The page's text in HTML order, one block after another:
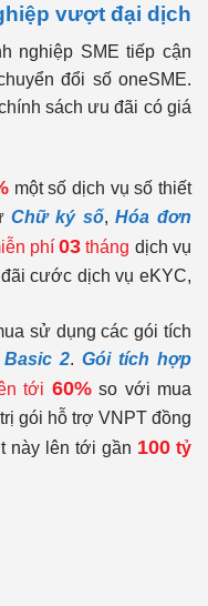
vượt đại dịch
nghiệp SME tiếp cận
đổi số oneSME.
sách ưu đãi có giá
một số dịch vụ số thiết
Chữ ký số,Hóa đơn
phí03 tháng dịch vụ
cước dịch vụ eKYC,
sử dụng các gói tích
Basic 2. Gói tích hợp
tới 60%so với mua
gói hỗ trợ VNPT đồng
này lên tới gần 100 tỷ